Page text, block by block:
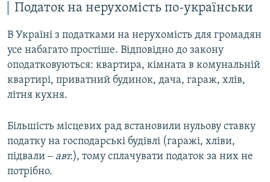
Податок на нерухомість по-українськи
В Україні з податками на нерухомість для громадян
усе набагато простіше. Відповідно до закону
оподатковуються: квартира, кімната в комунальній
квартирі, приватний будинок, дача, гараж, хлів,
літня кухня.
Більшість місцевих рад встановили нульову ставку
податку на господарські будівлі (гаражі, хліви,
підвали ‒ авт.), тому сплачувати податок за них не
потрібно.